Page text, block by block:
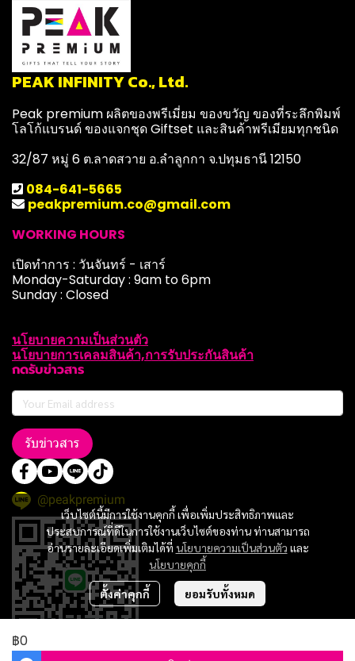
฿0
เว็บไซต์นี้มีการใช้งานคุกกี้ เพื่อเพิ่มประสิทธิภาพและ
ประสบการณ์ที่ดีในการใช้งานเว็บไซต์ของท่าน ท่านสามารถ
อ่านรายละเอียดเพิ่มเติมได้ที่ นโยบายความเป็นส่วนตัว และ
นโยบายคุกกี้
ตั้งค่าคุกกี้ ยอมรับทั้งหมด
PEAK INFINITY Co., Ltd.
Peak premium ผลิตของพรีเมี่ยม ของขวัญ ของที่ระลึกพิมพ์
โลโก้แบรนด์ ของแจกชุด Giftset และสินค้าพรีเมียมทุกชนิด
32/87 หมู่ 6 ต.ลาดสวาย อ.ลำลูกกา จ.ปทุมธานี 12150
084-641-5665
peakpremium.co@gmail.com
WORKING HOURS
เปิดทำการ : วันจันทร์ - เสาร์
Monday-Saturday : 9am to 6pm
Sunday : Closed
นโยบายความเป็นส่วนตัว
นโยบายการเคลมสินค้า,การรับประกันสินค้า
กดรับข่าวสาร
รับข่าวสาร
@peakpremium